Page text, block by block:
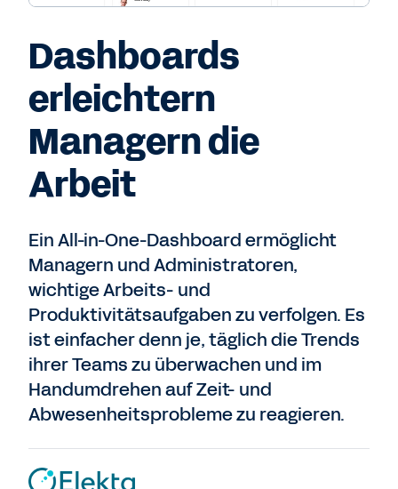
Dashboards
erleichtern
Managern die
Arbeit
Ein All-in-One-Dashboard ermöglicht
Managern und Administratoren,
wichtige Arbeits- und
Produktivitätsaufgaben zu verfolgen. Es
ist einfacher denn je, täglich die Trends
ihrer Teams zu überwachen und im
Handumdrehen auf Zeit- und
Abwesenheitsprobleme zu reagieren.